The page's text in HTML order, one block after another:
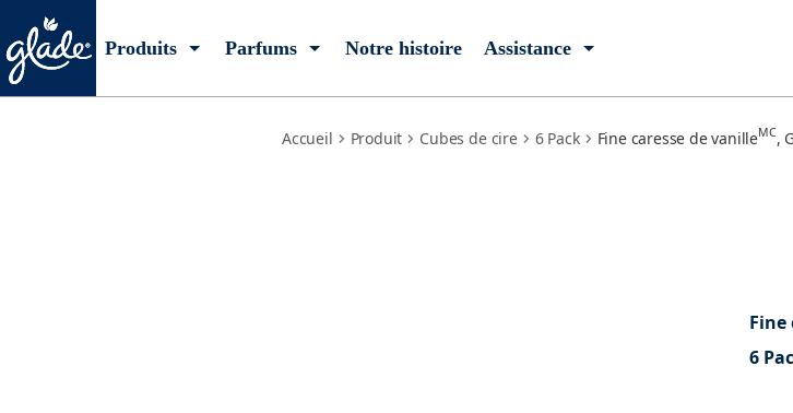
Produits Parfums Notre histoire Assistance
Accueil Produit Cubes de cire 6 Pack Fine caresse de vanilleMC,
Fine
6